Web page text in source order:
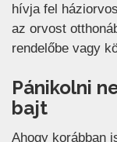
hívja fel
az orvost
rendelőbe vagy
Pánikolni
bajt
Ahogy korábban